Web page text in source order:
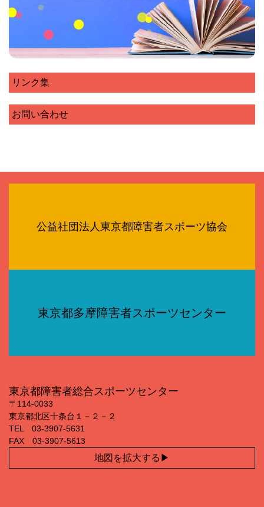
リンク集
お問い合わせ
公益社団法人東京都障害者スポーツ協会
東京都多摩障害者スポーツセンター
東京都障害者総合スポーツセンター
〒114‐0033
東京都北区十条台１－２－２
TEL 03‐3907‐5631
FAX 03‐3907‐5613
地図を拡大する